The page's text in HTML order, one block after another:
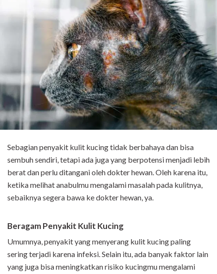
Sebagian penyakit kulit kucing tidak berbahaya dan bisa
sembuh sendiri, tetapi ada juga yang berpotensi menjadi lebih
berat dan perlu ditangani oleh dokter hewan. Oleh karena itu,
ketika melihat anabulmu mengalami masalah pada kulitnya,
sebaiknya segera bawa ke dokter hewan, ya.
Beragam Penyakit Kulit Kucing
Umumnya, penyakit yang menyerang kulit kucing paling
sering terjadi karena infeksi. Selain itu, ada banyak faktor lain
yang juga bisa meningkatkan risiko kucingmu mengalami